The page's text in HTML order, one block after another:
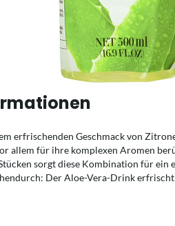
erfrischenden Geschmack von
allem für ihre komplexen Aromen
sorgt diese Kombination für ein
Der Aloe-Vera-Drink